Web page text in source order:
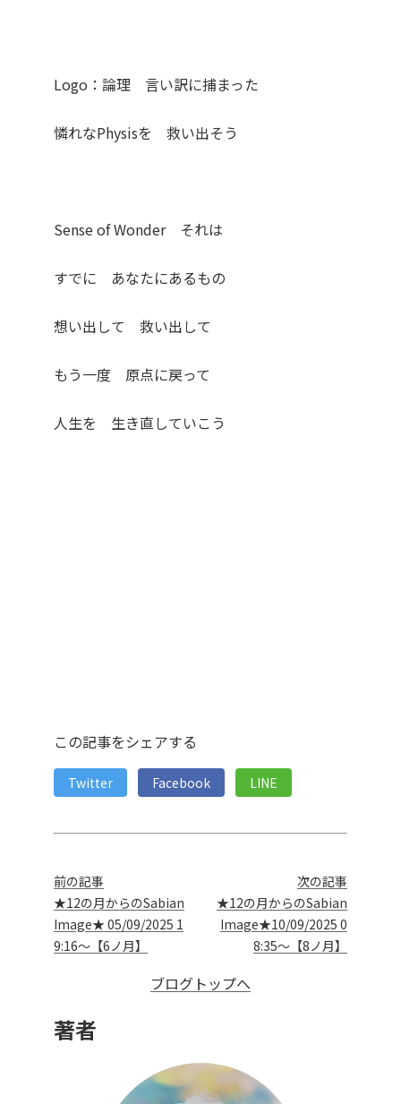
Logo：論理 言い訳に捕まった
憐れなPhysisを 救い出そう
Sense of Wonder それは
すでに あなたにあるもの
想い出して 救い出して
もう一度 原点に戻って
人生を 生き直していこう
この記事をシェアする
Twitter Facebook LINE
前の記事
★12の月からのSabian
Image★ 05/09/2025 1
9:16～【6ノ月】
次の記事
★12の月からのSabian
Image★10/09/2025 0
8:35～【8ノ月】
ブログトップへ
著者